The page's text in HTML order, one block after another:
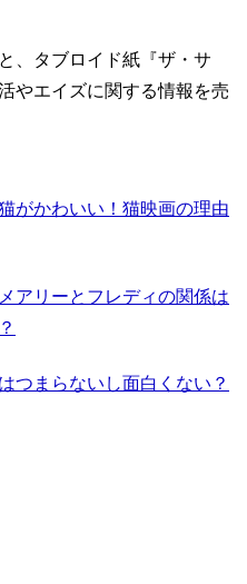
、タブロイド紙『ザ・サ
やエイズに関する情報を売
がかわいい！猫映画の理由
アリーとフレディの関係は
つまらないし面白くない？